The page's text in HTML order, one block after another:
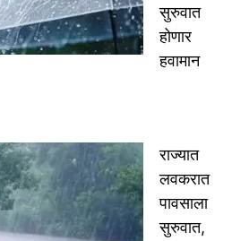
सुरुवात
होणार
हवामान
राज्यात
लवकरात
पावसाला
सुरुवात,